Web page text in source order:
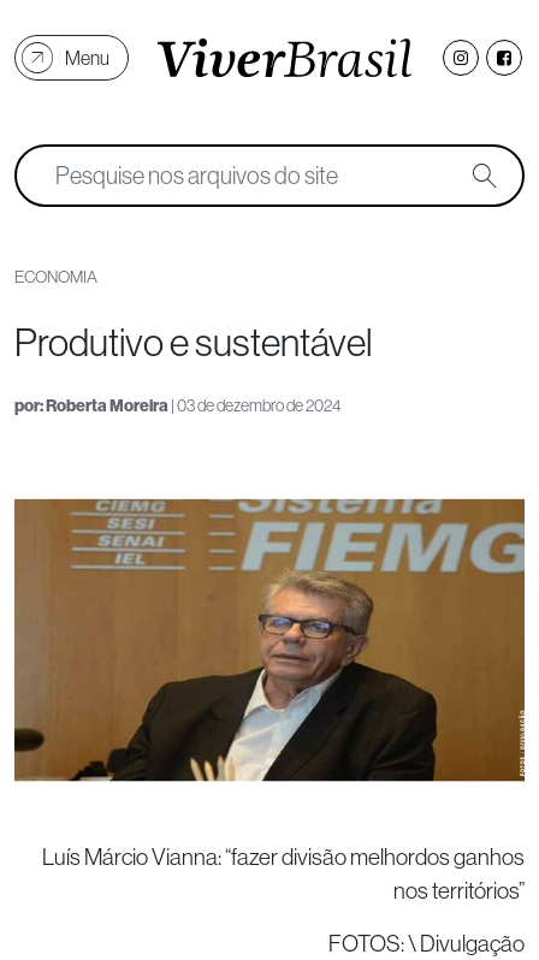
Menu
ECONOMIA
Produtivo e sustentável
por:Roberta Moreira | 03 de dezembro de 2024
Luís Márcio Vianna: “fazer divisão melhordos ganhos
nos territórios”
FOTOS: \ Divulgação